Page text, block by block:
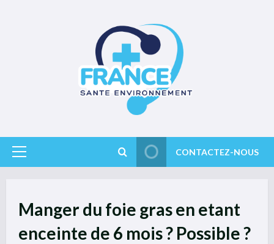
Primary
CONTACTEZ-NOUS
Manger du foie gras en etant
enceinte de 6 mois ? Possible ?